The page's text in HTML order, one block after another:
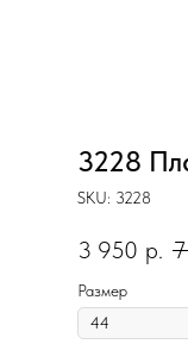
3228
SKU: 3228
3 950 р.
Размер